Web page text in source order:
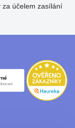
za účelem zasílání